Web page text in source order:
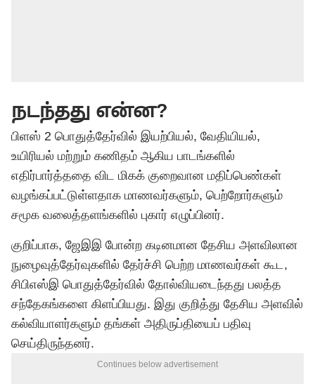
நடந்தது என்ன?
பிளஸ் 2 பொதுத்தேர்வில் இயற்பியல், வேதியியல்,
உயிரியல் மற்றும் கணிதம் ஆகிய பாடங்களில்
எதிர்பார்த்ததை விட மிகக் குறைவான மதிப்பெண்கள்
வழங்கப்பட்டுள்ளதாக மாணவர்களும், பெற்றோர்களும்
சமூக வலைத்தளங்களில் புகார் எழுப்பினர்.
குறிப்பாக, ஜேஇஇ போன்ற கடினமான தேசிய அளவிலான
நுழைவுத்தேர்வுகளில் தேர்ச்சி பெற்ற மாணவர்கள் கூட,
சிபிஎஸ்இ பொதுத்தேர்வில் தோல்வியடைந்தது பலத்த
சந்தேகங்களை கிளப்பியது. இது குறித்து தேசிய அளவில்
கல்வியாளர்களும் தங்கள் அதிருப்தியைப் பதிவு
செய்திருந்தனர்.
Continues below advertisement